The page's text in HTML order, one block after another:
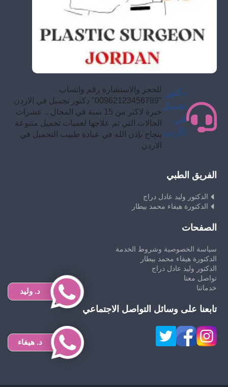
دكتور
تجميل
في
الأردن
للحجز والاستشارة رقم واتساب
"00962123456789" دكتور تجميل في الاردن
خبرة لاكثر من 15 سنة في المجال .. عشرات
الحالات التي تم علاجها لعميات تجميل متنوعة
بنجاح بإذن الله في عيادة طبيب التجميل في
الاردن
الفريق الطبي
الدكتور وليد عادل دراج
الدكتورة هيفاء محمد بيطار
الصفحات
سياسة الخصوصية وشروط الخدمة
الدكتورة هيفاء محمد بيطار
الدكتور وليد عادل دراج
تواصل معنا
خدماتنا
تابعنا على وسائل التواصل الاجتماعي
د. وليد
د. هيفاء